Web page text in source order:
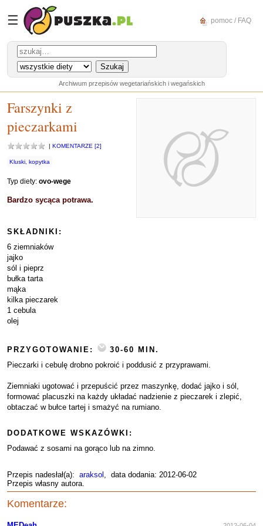
☰ pomoc / FAQ
Archiwum przepisów wegetariańskich i wegańskich
Farszynki z
pieczarkami
| KOMENTARZE [2]
Kluski, kopytka
Typ diety: ovo-wege
Bardzo sycąca potrawa.
SKŁADNIKI:
6 ziemniaków
jajko
sól i pieprz
bułka tarta
mąka
kilka pieczarek
1 cebula
olej
PRZYGOTOWANIE:
30-60 MIN.
Pieczarki i cebulę drobno pokroić i poddusić z przyprawami.
Ziemniaki ugotować i przepuścić przez maszynkę, dodać jajko i sól,
formować placuszki na każdy układać nadzienie z pieczarek i zlepić,
obtaczać w bułce tartej i smażyć na rumiano.
DODATKOWE WSKAZÓWKI:
Podawać z sosami na gorąco lub na zimno.
Przepis nadesłał(a): araksol , data dodania: 2012-06-02
Przepis własny autora.
Komentarze: